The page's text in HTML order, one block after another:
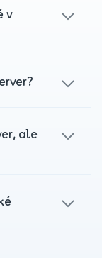
v
Změny se
Momentálně
něj nebo mít
ale
Správa
rozsahu